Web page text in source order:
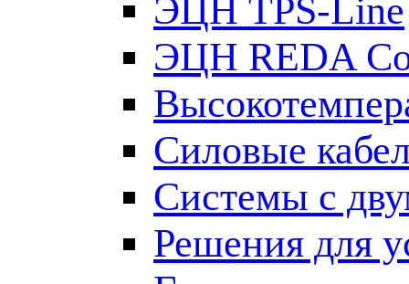
ЭЦН TPS-Line
ЭЦН REDA
Силовые
Системы с
Решения для